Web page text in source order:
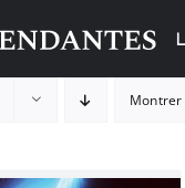
Montrer